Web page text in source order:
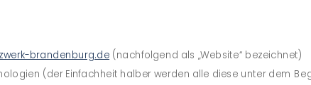
brandenburg.de(nachfolgend als „Website“ bezeichnet)
(der Einfachheit halber werden alle diese unter dem